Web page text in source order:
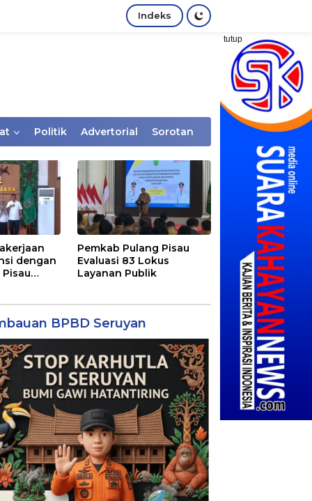
Indeks
tutup
Politik Advertorial Sorotan
dengan
Pemkab Pulang Pisau
Evaluasi 83 Lokus
Layanan Publik
BPBD Seruyan